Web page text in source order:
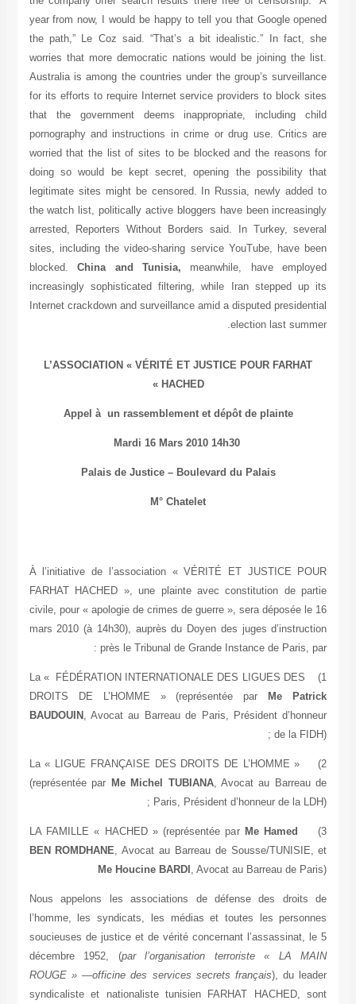
year from now, I would be happy to tell you that Google
the path,” Le Coz said. “That’s a bit idealistic.” In fact,
worries that more democratic nations would be joining the
Australia is among the countries under the group’s
for its efforts to require Internet service providers to block
that the government deems inappropriate, including
pornography and instructions in crime or drug use. Critics
worried that the list of sites to be blocked and the
doing so would be kept secret, opening the possibility
legitimate sites might be censored. In Russia, newly
the watch list, politically active bloggers have been
arrested, Reporters Without Borders said. In Turkey,
sites, including the video-sharing service YouTube, have
blocked.China and Tunisia,meanwhile, have
increasingly sophisticated filtering, while Iran stepped
Internet crackdown and surveillance amid a disputed
election last
L’ASSOCIATION «VÉRITÉ ET JUSTICE POUR FARHAT
»
Appel à un rassemblement et dépôt de plainte
Mardi 16 Mars 2010 14h30
Palais de Justice – Boulevard du Palais
M° Chatelet
À l’initiative de l’association « VÉRITÉ ET JUSTICE
FARHAT HACHED », une plainte avec constitution de
civile, pour « apologie de crimes de guerre », sera déposée
mars 2010 (à 14h30), auprès du Doyen des juges
près le Tribunal de Grande Instance de Paris,
La « FÉDÉRATION INTERNATIONALE DES LIGUES DES
DROITS DE L’HOMME » (représentée parMe
BAUDOUIN , Avocat au Barreau de Paris, Président
de la
La « LIGUE FRANÇAISE DES DROITS DE L’HOMME »
(représentée parMe Michel TUBIANA , Avocat au
Paris, Président d’honneur de la
LA FAMILLE « HACHED » (représentée parMe Hamed
BEN ROMDHANE , Avocat au Barreau de Sousse/
Me Houcine BARDI, Avocat au Barreau de
Nous appelons les associations de défense des
l’homme, les syndicats, les médias et toutes les
soucieuses de justice et de vérité concernant l’assassinat,
décembre 1952, (par l’organisation terroriste « LA
ROUGE » —officine des services secrets français), du
syndicaliste et nationaliste tunisien FARHAT HACHED,